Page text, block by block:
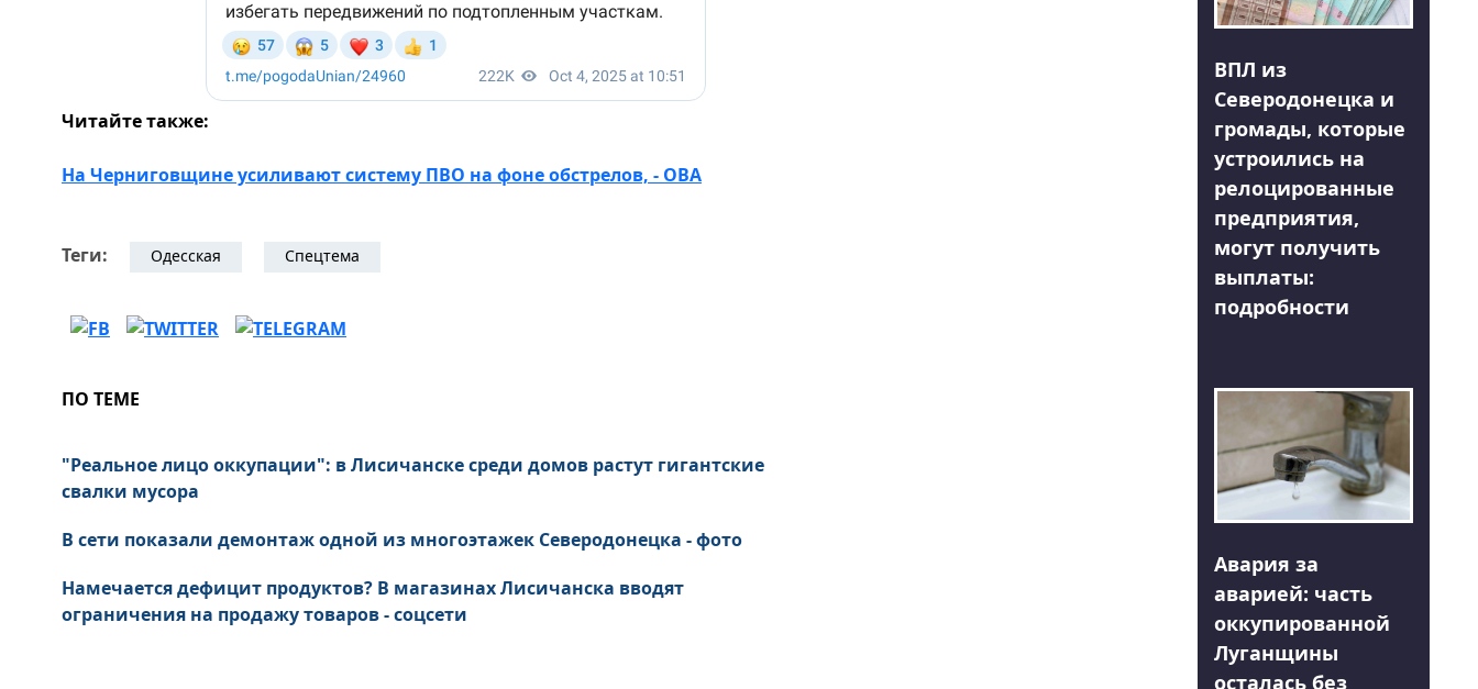
Читайте также:
На Черниговщине усиливают систему ПВО на фоне обстрелов, - ОВА
Теги: Одесская Спецтема
ПО ТЕМЕ
"Реальное лицо оккупации": в Лисичанске среди домов растут гигантские
свалки мусора
В сети показали демонтаж одной из многоэтажек Северодонецка - фото
Намечается дефицит продуктов? В магазинах Лисичанска вводят
ограничения на продажу товаров - соцсети
ВПЛ из
Северодонецка и
громады, которые
устроились на
релоцированные
предприятия,
могут получить
выплаты:
подробности
Авария за
аварией: часть
оккупированной
Луганщины
осталась без